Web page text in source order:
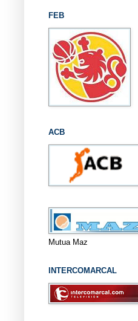
FEB
ACB
Mutua Maz
INTERCOMARCAL